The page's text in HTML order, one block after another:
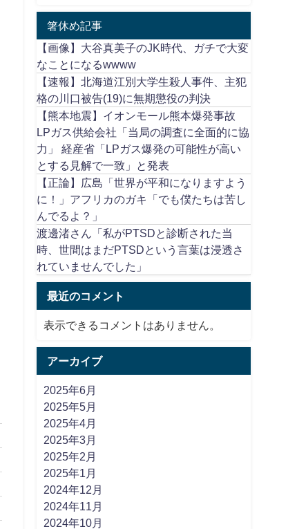
箸休め記事
【画像】大谷真美子のJK時代、ガチで大変
なことになるwwww
【速報】北海道江別大学生殺人事件、主犯
格の川口被告(19)に無期懲役の判決
【熊本地震】イオンモール熊本爆発事故
LPガス供給会社「当局の調査に全面的に協
力」 経産省「LPガス爆発の可能性が高い
とする見解で一致」と発表
【正論】広島「世界が平和になりますよう
に！」アフリカのガキ「でも僕たちは苦し
んでるよ？」
渡邊渚さん「私がPTSDと診断された当
時、世間はまだPTSDという言葉は浸透さ
れていませんでした」
最近のコメント
表示できるコメントはありません。
アーカイブ
2025年6月
2025年5月
2025年4月
2025年3月
2025年2月
2025年1月
2024年12月
2024年11月
2024年10月